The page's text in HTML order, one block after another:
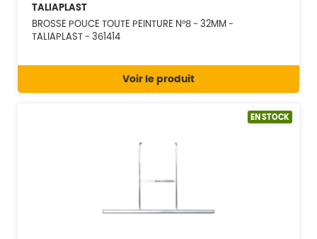
TALIAPLAST
BROSSE POUCE TOUTE PEINTURE N°8 - 32MM -
TALIAPLAST - 361414
Voir le produit
EN STOCK